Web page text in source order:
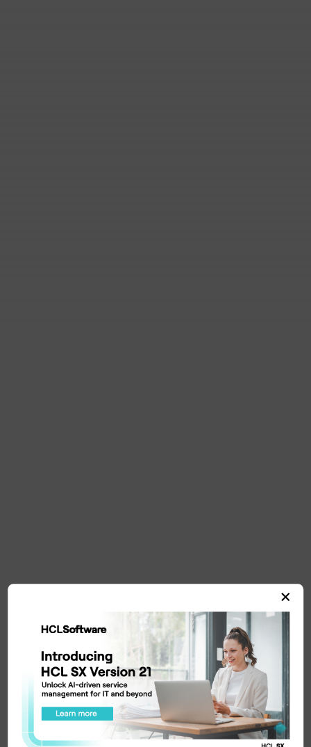
AI与智能运营
一个由 AI 驱动的框架，旨在通过利用先进的 AI 和机器
学习技术，实现 IT 和运营的转型，从而实现软件定义
的组织战略。
×